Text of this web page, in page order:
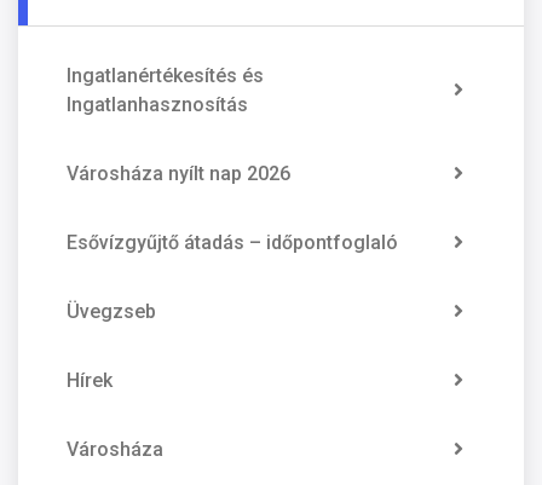
Ingatlanértékesítés és
Ingatlanhasznosítás
Városháza nyílt nap 2026
Esővízgyűjtő átadás – időpontfoglaló
Üvegzseb
Hírek
Városháza